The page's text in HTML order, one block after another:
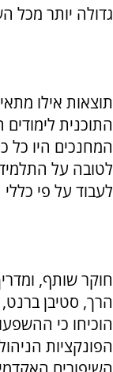
גדולה יותר מכל
תוצאות אילו
התוכנית
המחנכים היו כל
לטובה על
לעבוד על פי
חוקר שותף,
הרך, סטיבן
הוכיחו כי
הפונקציות